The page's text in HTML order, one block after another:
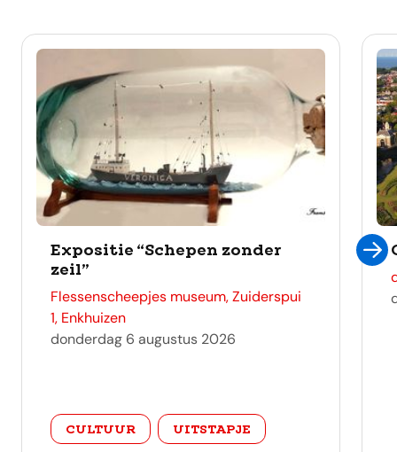
Expositie “Schepen zonder
zeil”
adres
Flessenscheepjes museum, Zuiderspui
1, Enkhuizen
donderdag 6 augustus 2026
categorie
CULTUUR UITSTAPJE